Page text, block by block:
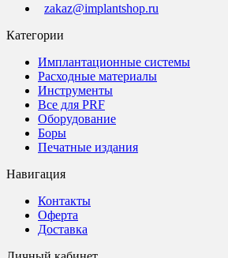
zakaz@implantshop.ru
Категории
Имплантационные системы
Расходные материалы
Инструменты
Все для PRF
Оборудование
Боры
Печатные издания
Навигация
Контакты
Оферта
Доставка